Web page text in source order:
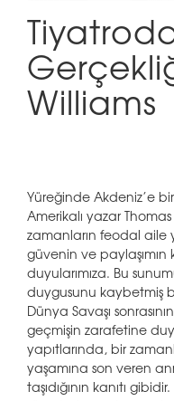
Williams
Yüreğinde Akdeniz’e
Amerikalı yazar
zamanların feodal aile
güvenin ve paylaşımın
duyularımıza. Bu
duygusunu kaybetmiş
Dünya Savaşı
geçmişin zarafetine
yapıtlarında, bir
yaşamına son veren
taşıdığının kanıtı